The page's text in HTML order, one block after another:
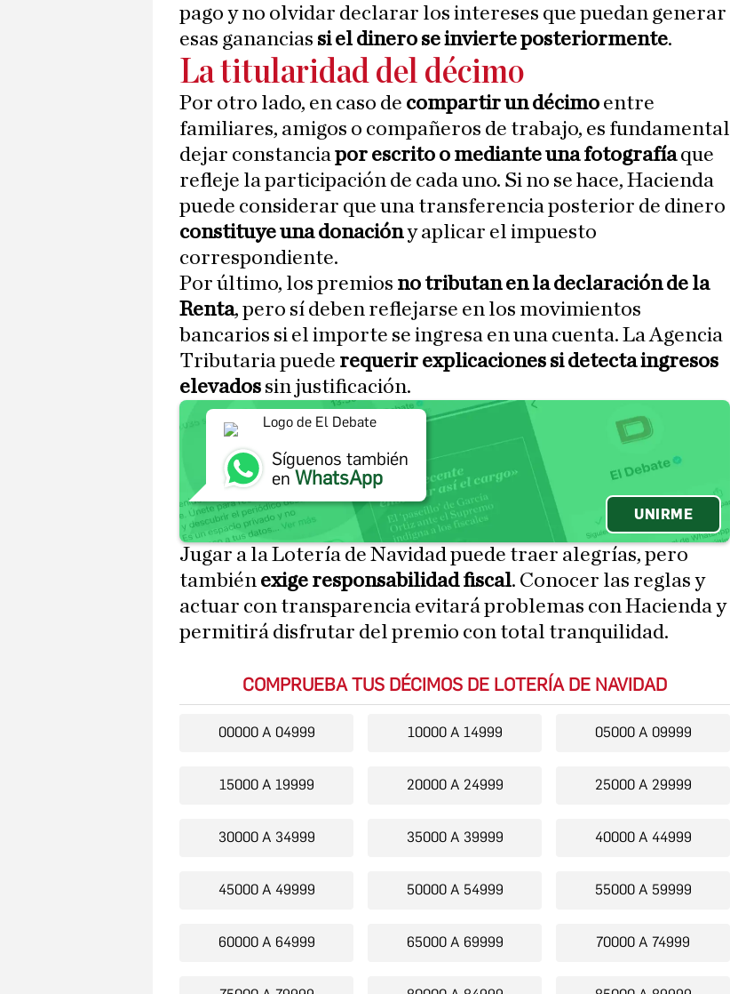
pago y no olvidar declarar los intereses que puedan generar
esas ganancias si el dinero se invierte posteriormente.
La titularidad del décimo
Por otro lado, en caso de compartir un décimo entre
familiares, amigos o compañeros de trabajo, es fundamental
dejar constanciapor escrito o mediante una fotografíaque
refleje la participación de cada uno. Si no se hace, Hacienda
puede considerar que una transferencia posterior de dinero
constituye una donacióny aplicar el impuesto
correspondiente.
Por último, los premios no tributan en la declaración de la
Renta, pero sí deben reflejarse en los movimientos
bancarios si el importe se ingresa en una cuenta. La Agencia
Tributaria puede requerir explicaciones si detecta ingresos
elevados sin justificación.
Síguenos también
en WhatsApp
UNIRME
Jugar a la Lotería de Navidad puede traer alegrías, pero
también exige responsabilidad fiscal. Conocer las reglas y
actuar con transparencia evitará problemas con Hacienda y
permitirá disfrutar del premio con total tranquilidad.
COMPRUEBA TUS DÉCIMOS DE LOTERÍA DE NAVIDAD
00000 A 04999 10000 A 14999 05000 A 09999
15000 A 19999 20000 A 24999 25000 A 29999
30000 A 34999 35000 A 39999 40000 A 44999
45000 A 49999 50000 A 54999 55000 A 59999
60000 A 64999 65000 A 69999 70000 A 74999